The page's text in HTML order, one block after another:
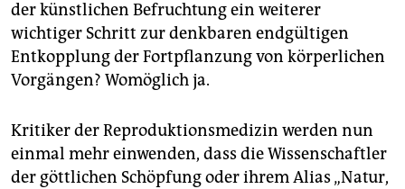
der künstlichen Befruchtung ein weiterer
wichtiger Schritt zur denkbaren endgültigen
Entkopplung der Fortpflanzung von körperlichen
Vorgängen? Womöglich ja.
Kritiker der Reproduktionsmedizin werden nun
einmal mehr einwenden, dass die Wissenschaftler
der göttlichen Schöpfung oder ihrem Alias „Natur,